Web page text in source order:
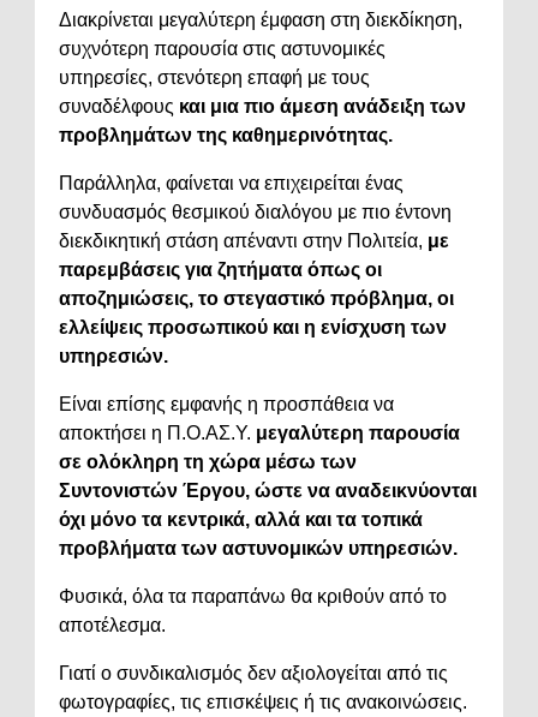
Διακρίνεται μεγαλύτερη έμφαση στη διεκδίκηση,
συχνότερη παρουσία στις αστυνομικές
υπηρεσίες, στενότερη επαφή με τους
συναδέλφους και μια πιο άμεση ανάδειξη των
προβλημάτων της καθημερινότητας.
Παράλληλα, φαίνεται να επιχειρείται ένας
συνδυασμός θεσμικού διαλόγου με πιο έντονη
διεκδικητική στάση απέναντι στην Πολιτεία, με
παρεμβάσεις για ζητήματα όπως οι
αποζημιώσεις, το στεγαστικό πρόβλημα, οι
ελλείψεις προσωπικού και η ενίσχυση των
υπηρεσιών.
Είναι επίσης εμφανής η προσπάθεια να
αποκτήσει η Π.Ο.ΑΣ.Υ. μεγαλύτερη παρουσία
σε ολόκληρη τη χώρα μέσω των
Συντονιστών Έργου, ώστε να αναδεικνύονται
όχι μόνο τα κεντρικά, αλλά και τα τοπικά
προβλήματα των αστυνομικών υπηρεσιών.
Φυσικά, όλα τα παραπάνω θα κριθούν από το
αποτέλεσμα.
Γιατί ο συνδικαλισμός δεν αξιολογείται από τις
φωτογραφίες, τις επισκέψεις ή τις ανακοινώσεις.